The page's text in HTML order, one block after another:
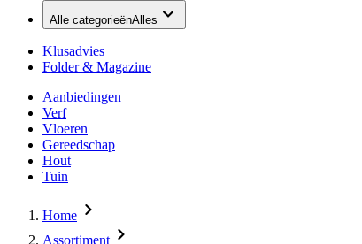
Alle categorieënAlles
Klusadvies
Folder & Magazine
Aanbiedingen
Verf
Vloeren
Gereedschap
Hout
Tuin
Home
Assortiment